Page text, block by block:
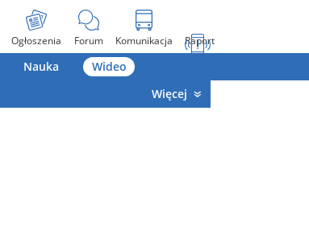
Ogłoszenia Forum Komunikacja Raport
Nauka
Wideo
Więcej